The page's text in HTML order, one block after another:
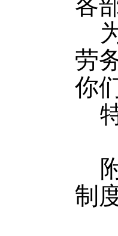
各
劳
你
制